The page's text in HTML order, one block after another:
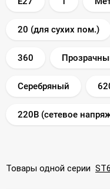
20 (для сухих пом.)
360
Серебряный
220В (сетевое
Товары одной серии